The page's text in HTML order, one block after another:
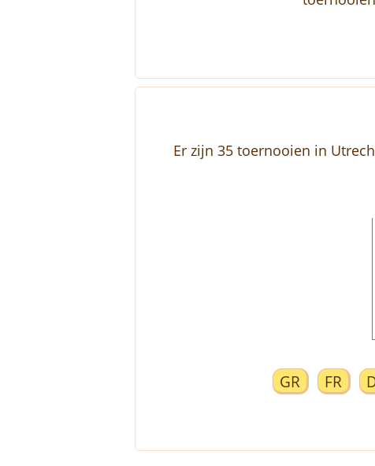
Er zijn 35 toernooien in
GR FR